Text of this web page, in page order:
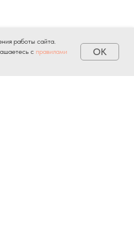
работы сайта.
с правилами
OK